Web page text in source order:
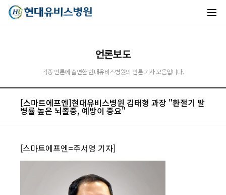
언론보도
각종 언론에 출연한 현대유비스병원의 언론 기사 모음입니다.
[스마트에프엔]현대유비스병원 김태형 과장 "환절기 발
병률 높은 뇌졸중, 예방이 중요"
[스마트에프엔=주서영 기자]